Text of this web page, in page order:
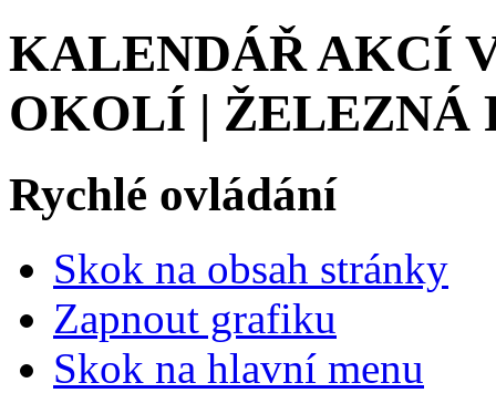
KALENDÁŘ AKCÍ
OKOLÍ | ŽELEZNÁ
Rychlé ovládání
Skok na obsah stránky
Zapnout grafiku
Skok na hlavní menu